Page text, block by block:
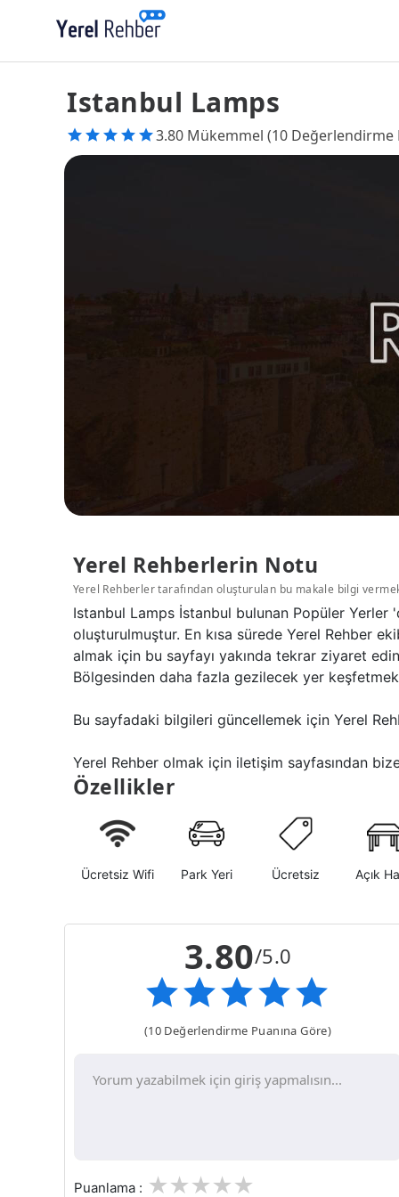
Istanbul Lamps
3.80 Mükemmel (10 Değerlendirme
Yerel Rehberlerin Notu
Yerel Rehberler tarafından oluşturulan bu makale bilgi
Istanbul Lamps İstanbul bulunan Popüler
oluşturulmuştur. En kısa sürede Yerel Rehber
almak için bu sayfayı yakında tekrar ziyaret
Bölgesinden daha fazla gezilecek yer
Bu sayfadaki bilgileri güncellemek için Yerel
Yerel Rehber olmak için iletişim sayfasından
Özellikler
Ücretsiz Wifi Park Yeri Ücretsiz Açık
3.80/5.0
(10 Değerlendirme Puanına Göre)
Puanlama : 3
2
1